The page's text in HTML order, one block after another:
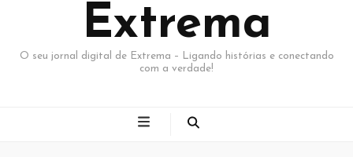
Extrema
O seu jornal digital de Extrema – Ligando histórias e conectando
com a verdade!